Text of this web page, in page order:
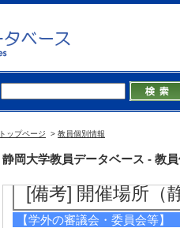
トップページ > 教員個別情報
静岡大学教員データベース - 教
【講師・イベント等】
[1]. 講演会 日本作
[備考] 開催場所（
[内容] メヒシバの
[備考] 開催場所（
【学外の審議会・委員会等】